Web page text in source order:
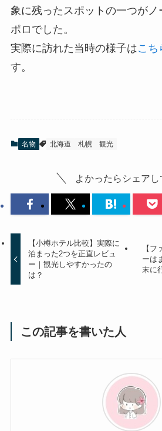
象に残ったスポットの一つがノ
ポロでした。
実際に訪れた当時の様子はこち
す。
名物 北海道 札幌 観光
よかったらシェアし
【小樽ホテル比較】実際に
泊まった2つを正直レビュ
ー｜観光しやすかったの
は？
【
ーは
末に
この記事を書いた人